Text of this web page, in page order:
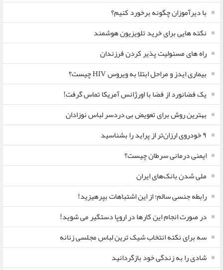
با دیرآموزان چگونه برخورد کنیم؟
نکته هایی برای خرید تلویزیون هوشمند
راه های مسئولیت پذیر کردن فرزندان
بیماری ایدز و مراحل ابتلا به ویروس HIV چیست؟
یک فضانورد از فضا با اورژانس آمریکا تماس گرفت!
بهترین روش برای تعویض بی دردسر لباس نوزادان
٩ خودروی ارزان‌تر از پراید را بشناسید
ایمنی درمانی سرطان چیست؟
ملی شدن بانک‌های ایران
رابطه جنسی سالم؛ از این اشتباهات بپرهیزید!
در صورت انجام این کارها در اروپا دستگیر می شوید!
سه برای نکته انتخاب شیک ترین لباس مجلسی زنانه
شادی را به زندگی خود بازگردانید